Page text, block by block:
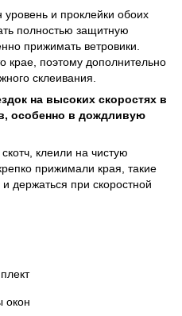
и проклейки обоих
полностью защитную
прижимать ветровики.
крае, поэтому дополнительно
склеивания.
на высоких скоростях в
особенно в дождливую
клеили на чистую
прижимали края, такие
и держаться при скоростной
окон